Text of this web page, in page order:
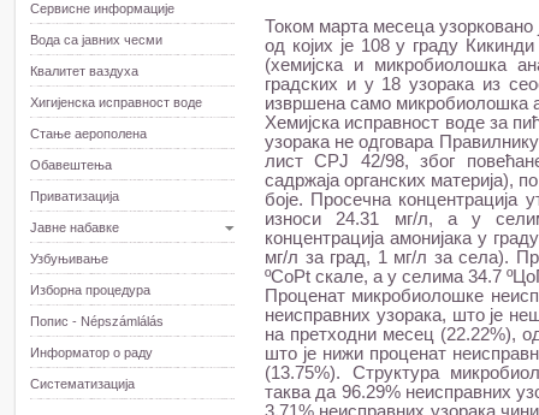
Сервисне информације
Вода са јавних чесми
Квалитет ваздуха
Хигијенска исправност воде
Стање аерополена
Обавештења
Приватизација
Јавне набавке
Узбуњивање
Изборна процедура
Попис - Népszámlálás
Информатор о раду
Систематизација
Током марта месеца
од којих је 108 у граду
(хемијска и микробиолошка
градских и у 18 узорака из
извршена само микробиолошка
Хемијска исправност воде за
узорака не одговара
лист СРЈ 42/98, због
садржаја органских материја),
боје. Просечна
износи 24.31 мг/л, а у
концентрација амонијака у
мг/л за град, 1 мг/л за села).
ºCoPt скале, а у селима 34.7
Проценат микробиолошке
неисправних узорака, што је
на претходни месец (22.22%),
што је нижи проценат
(13.75%). Структура
таква да 96.29% неисправних